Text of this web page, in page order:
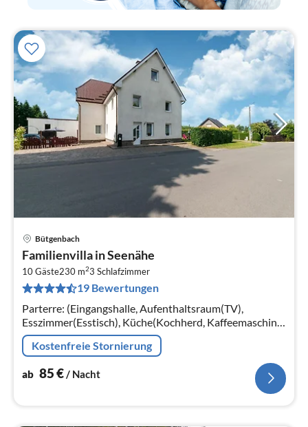
Bütgenbach
Familienvilla in Seenähe
10 Gäste230 m23 Schlafzimmer
19 Bewertungen
Parterre: (Eingangshalle, Aufenthaltsraum(TV),
Esszimmer(Esstisch), Küche(Kochherd, Kaffeemaschine,
Backofen, Mikrowelle, Kühl-/Gefrierkombination)) In
der 1.
Kostenfreie Stornierung
ab 85€/ Nacht